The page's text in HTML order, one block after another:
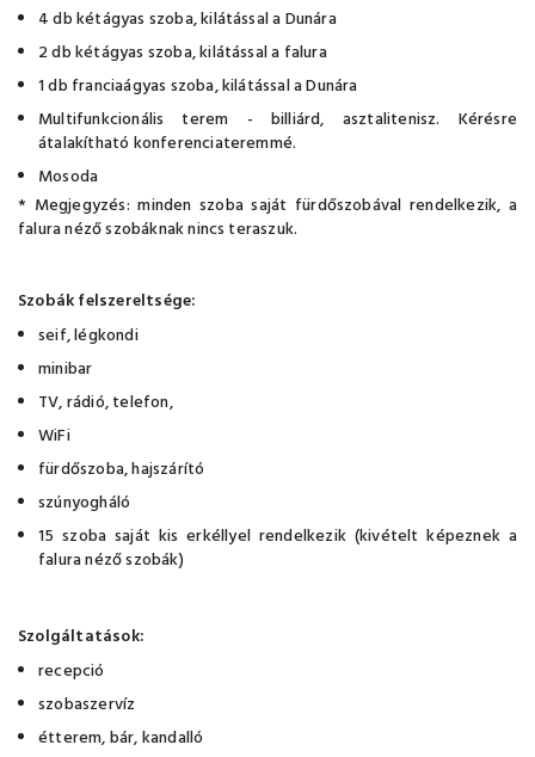
4 db kétágyas szoba, kilátással a Dunára
2 db kétágyas szoba, kilátással a falura
1 db franciaágyas szoba, kilátással a Dunára
Multifunkcionális terem - billiárd, asztalitenisz. Kérésre
átalakítható konferenciateremmé.
Mosoda
* Megjegyzés: minden szoba saját fürdőszobával rendelkezik, a
falura néző szobáknak nincs teraszuk.
Szobák felszereltsége:
seif, légkondi
minibar
TV, rádió, telefon,
WiFi
fürdőszoba, hajszárító
szúnyogháló
15 szoba saját kis erkéllyel rendelkezik (kivételt képeznek a
falura néző szobák)
Szolgáltatások:
recepció
szobaszervíz
étterem, bár, kandalló